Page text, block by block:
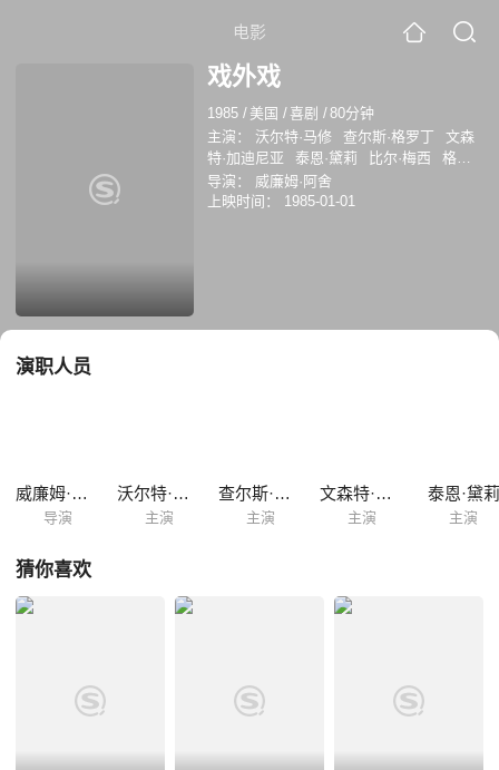
电影
戏外戏
1985 / 美国 /喜剧 /80分钟
主演：
沃尔特·马修 查尔斯·格罗丁
文森
特·加迪尼亚
泰恩·黛莉 比尔·梅西
格尔
达·赖德娜
吉恩·戴纳斯基
马特尔
妮塔塔尔博特
导演：
威廉姆·阿舍
上映时间：
1985-01-01
演职人员
威廉姆·阿舍
导演
沃尔特·马修
主演
查尔斯·格罗丁
主演
文森特·加迪尼亚
主演
泰恩·黛莉
主演
猜你喜欢